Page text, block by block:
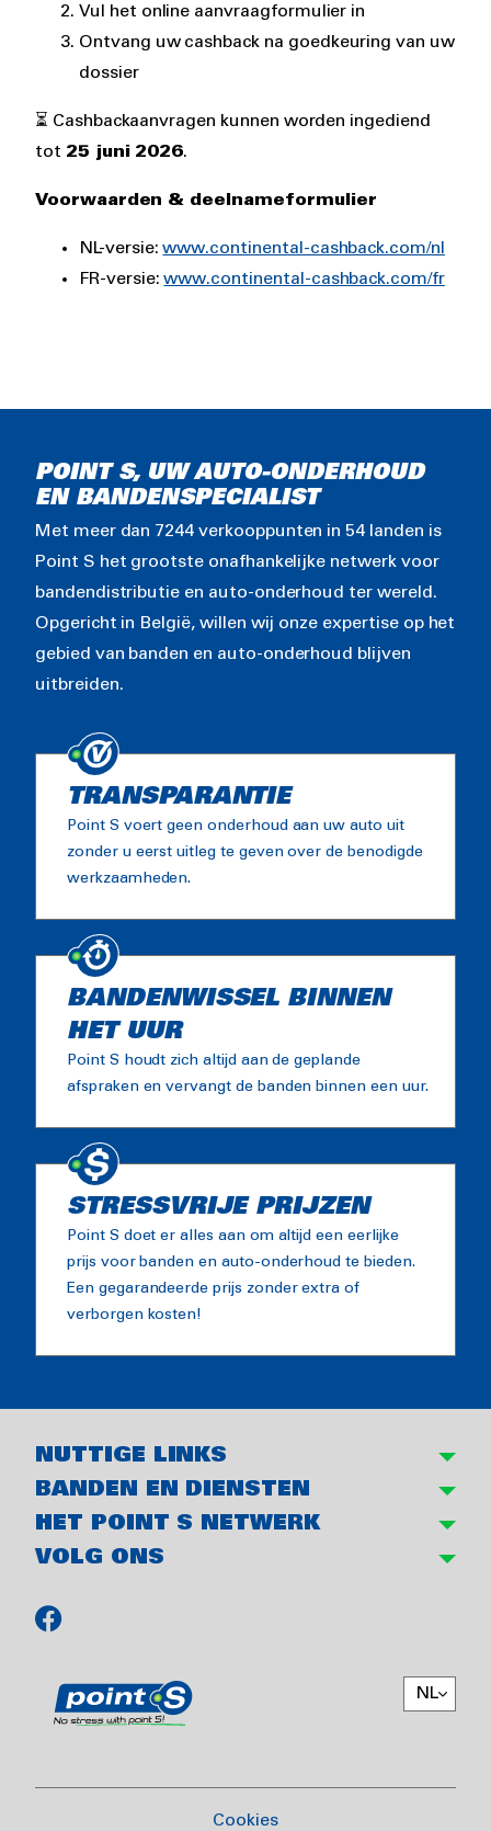
Vul het online aanvraagformulier in
Ontvang uw cashback na goedkeuring van uw
dossier
⏳ Cashbackaanvragen kunnen worden ingediend
tot 25 juni 2026.
Voorwaarden & deelnameformulier
NL-versie:www.continental-cashback.com/nl
FR-versie:www.continental-cashback.com/fr
POINT S, UW AUTO-ONDERHOUD
EN BANDENSPECIALIST
Met meer dan 7244 verkooppunten in 54 landen is
Point S het grootste onafhankelijke netwerk voor
bandendistributie en auto-onderhoud ter wereld.
Opgericht in België, willen wij onze expertise op het
gebied van banden en auto-onderhoud blijven
uitbreiden.
TRANSPARANTIE
Point S voert geen onderhoud aan uw auto uit
zonder u eerst uitleg te geven over de benodigde
werkzaamheden.
BANDENWISSEL BINNEN
HET UUR
Point S houdt zich altijd aan de geplande
afspraken en vervangt de banden binnen een uur.
STRESSVRIJE PRIJZEN
Point S doet er alles aan om altijd een eerlijke
prijs voor banden en auto-onderhoud te bieden.
Een gegarandeerde prijs zonder extra of
verborgen kosten!
NUTTIGE LINKS
BANDEN EN DIENSTEN
HET POINT S NETWERK
VOLG ONS
NL
Cookies